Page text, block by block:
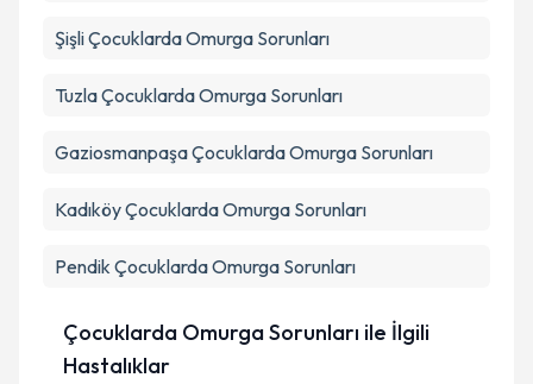
ŞişliÇocuklarda Omurga Sorunları
TuzlaÇocuklarda Omurga Sorunları
GaziosmanpaşaÇocuklarda Omurga Sorunları
KadıköyÇocuklarda Omurga Sorunları
Pendik Çocuklarda Omurga Sorunları
Çocuklarda Omurga Sorunları ile İlgili
Hastalıklar